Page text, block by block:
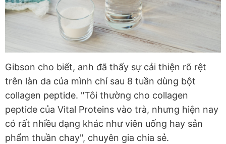
Gibson cho biết, anh đã thấy sự cải thiện rõ rệt
trên làn da của mình chỉ sau 8 tuần dùng bột
collagen peptide. "Tôi thường cho collagen
peptide của Vital Proteins vào trà, nhưng hiện nay
có rất nhiều dạng khác như viên uống hay sản
phẩm thuần chay", chuyên gia chia sẻ.